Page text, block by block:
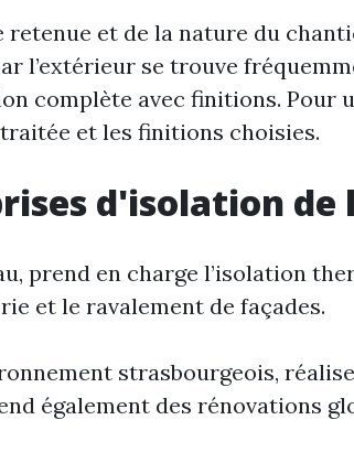
et de la nature du
l’extérieur se trouve
complète avec finitions. Pour
et les finitions choisies.
d'isolation
prend en charge l’isolation
et le ravalement de façades.
strasbourgeois,
également des rénovations